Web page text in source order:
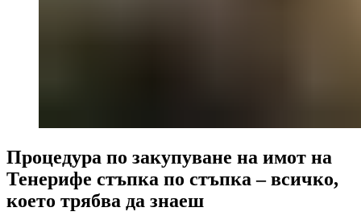
Процедура по закупуване на имот на
Тенерифе стъпка по стъпка – всичко,
което трябва да знаеш